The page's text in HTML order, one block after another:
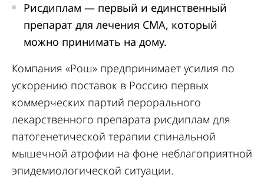
Рисдиплам — первый и единственный
препарат для лечения СМА, который
можно принимать на дому.
Компания «Рош» предпринимает усилия по
ускорению поставок в Россию первых
коммерческих партий перорального
лекарственного препарата рисдиплам для
патогенетической терапии спинальной
мышечной атрофии на фоне неблагоприятной
эпидемиологической ситуации.